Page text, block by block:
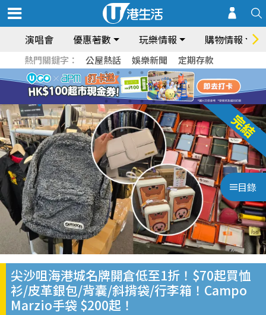
演唱會 優惠著數 玩樂情報 購物情報
熱門關鍵字： 公屋熱話 娛樂新聞 定期存款
目錄
尖沙咀海港城名牌開倉低至1折！$70起買恤
衫/皮革銀包/背囊/斜揹袋/行李箱！Campo
Marzio手袋 $200起！